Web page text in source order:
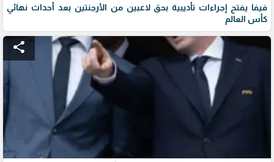
فيفا يفتح إجراءات تأديبية بحق لاعبين من الأرجنتين بعد أحداث نهائي
كأس العالم
share